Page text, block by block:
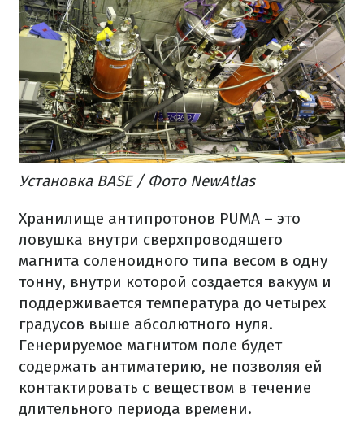
Установка BASE / Фото NewAtlas
Хранилище антипротонов PUMA – это
ловушка внутри сверхпроводящего
магнита соленоидного типа весом в одну
тонну, внутри которой создается вакуум и
поддерживается температура до четырех
градусов выше абсолютного нуля.
Генерируемое магнитом поле будет
содержать антиматерию, не позволяя ей
контактировать с веществом в течение
длительного периода времени.